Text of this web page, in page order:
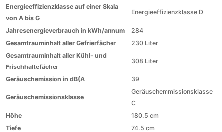
Energieeffizienzklasse auf einer Skala
von A bis G
Energieeffizienzklasse D
Jahresenergieverbrauch in kWh/annum
284
Gesamtrauminhalt aller Gefrierfächer
230 Liter
Gesamtrauminhalt aller Kühl- und
Frischhaltefächer
308 Liter
Geräuschemission in dB(A 39
Geräuschemissionsklasse
Geräuschemmissionsklasse
C
Höhe
180.5 cm
Tiefe
74.5 cm